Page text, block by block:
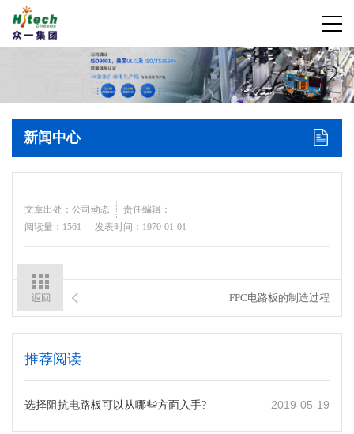
新闻中心
文章出处：公司动态
责任编辑：
阅读量：1561
发表时间：1970-01-01
FPC电路板的制造过程
推荐阅读
选择阻抗电路板可以从哪些方面入手? 2019-05-19